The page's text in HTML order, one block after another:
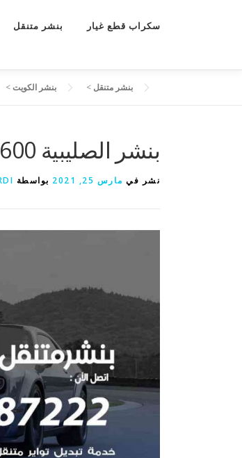
بنشر متنقل سكراب قطع غيار
بنشر متنقل > بنشر الكويت>
بنشر الصليبية 55773600 كهرباء و بنشر متنقل الصليبية
نشر في مارس 25, 2021 بواسطة